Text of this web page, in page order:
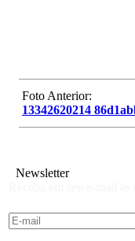
Foto Anterior:
13342620214
Newsletter